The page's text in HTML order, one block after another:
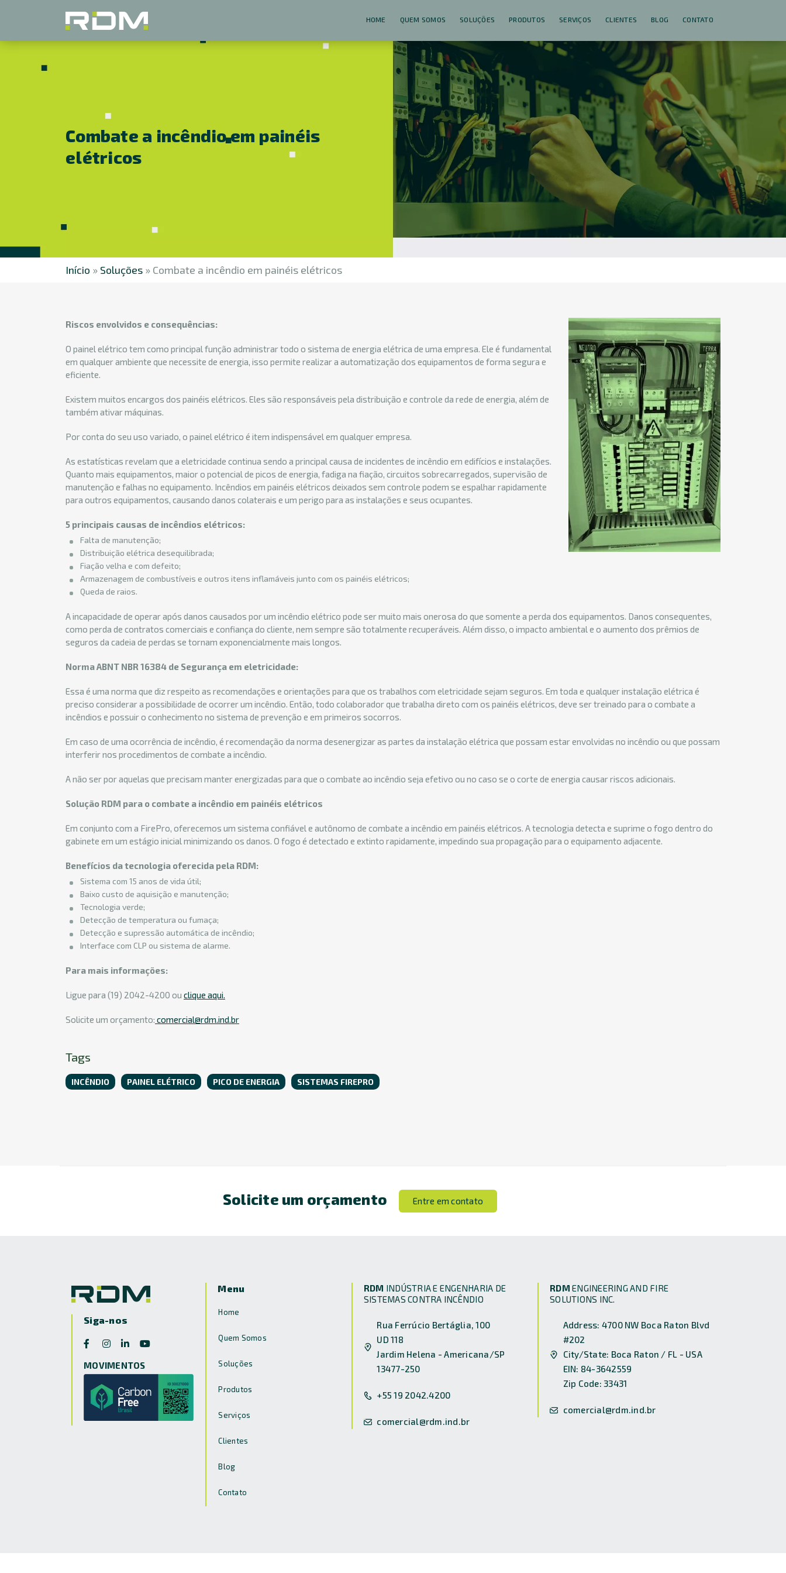
HOME QUEM SOMOS SOLUÇÕES PRODUTOS SERVIÇOS CLIENTES BLOG CONTATO
Combate a incêndio em painéis
elétricos
Início » Soluções » Combate a incêndio em painéis elétricos
Riscos envolvidos e consequências:
O painel elétrico tem como principal função administrar todo o sistema de energia elétrica de uma empresa. Ele é fundamental
em qualquer ambiente que necessite de energia, isso permite realizar a automatização dos equipamentos de forma segura e
eficiente.
Existem muitos encargos dos painéis elétricos. Eles são responsáveis pela distribuição e controle da rede de energia, além de
também ativar máquinas.
Por conta do seu uso variado, o painel elétrico é item indispensável em qualquer empresa.
As estatísticas revelam que a eletricidade continua sendo a principal causa de incidentes de incêndio em edifícios e instalações.
Quanto mais equipamentos, maior o potencial de picos de energia, fadiga na fiação, circuitos sobrecarregados, supervisão de
manutenção e falhas no equipamento. Incêndios em painéis elétricos deixados sem controle podem se espalhar rapidamente
para outros equipamentos, causando danos colaterais e um perigo para as instalações e seus ocupantes.
5 principais causas de incêndios elétricos:
Falta de manutenção;
Distribuição elétrica desequilibrada;
Fiação velha e com defeito;
Armazenagem de combustíveis e outros itens inflamáveis junto com os painéis elétricos;
Queda de raios.
A incapacidade de operar após danos causados por um incêndio elétrico pode ser muito mais onerosa do que somente a perda dos equipamentos. Danos consequentes,
como perda de contratos comerciais e confiança do cliente, nem sempre são totalmente recuperáveis. Além disso, o impacto ambiental e o aumento dos prêmios de
seguros da cadeia de perdas se tornam exponencialmente mais longos.
Norma ABNT NBR 16384 de Segurança em eletricidade:
Essa é uma norma que diz respeito as recomendações e orientações para que os trabalhos com eletricidade sejam seguros. Em toda e qualquer instalação elétrica é
preciso considerar a possibilidade de ocorrer um incêndio. Então, todo colaborador que trabalha direto com os painéis elétricos, deve ser treinado para o combate a
incêndios e possuir o conhecimento no sistema de prevenção e em primeiros socorros.
Em caso de uma ocorrência de incêndio, é recomendação da norma desenergizar as partes da instalação elétrica que possam estar envolvidas no incêndio ou que possam
interferir nos procedimentos de combate a incêndio.
A não ser por aquelas que precisam manter energizadas para que o combate ao incêndio seja efetivo ou no caso se o corte de energia causar riscos adicionais.
Solução RDM para o combate a incêndio em painéis elétricos
Em conjunto com a FirePro, oferecemos um sistema confiável e autônomo de combate a incêndio em painéis elétricos. A tecnologia detecta e suprime o fogo dentro do
gabinete em um estágio inicial minimizando os danos. O fogo é detectado e extinto rapidamente, impedindo sua propagação para o equipamento adjacente.
Benefícios da tecnologia oferecida pela RDM:
Sistema com 15 anos de vida útil;
Baixo custo de aquisição e manutenção;
Tecnologia verde;
Detecção de temperatura ou fumaça;
Detecção e supressão automática de incêndio;
Interface com CLP ou sistema de alarme.
Para mais informações:
Ligue para (19) 2042-4200 ou clique aqui.
Solicite um orçamento: comercial@rdm.ind.br
Tags
INCÊNDIO PAINEL ELÉTRICO PICO DE ENERGIA SISTEMAS FIREPRO
Solicite um orçamento Entre em contato
Siga-nos
MOVIMENTOS
Menu
Home
Quem Somos
Soluções
Produtos
Serviços
Clientes
Blog
Contato
RDM INDÚSTRIA E ENGENHARIA DE
SISTEMAS CONTRA INCÊNDIO
Rua Ferrúcio Bertáglia, 100
UD 118
Jardim Helena - Americana/SP
13477-250
+55 19 2042.4200
comercial@rdm.ind.br
RDM ENGINEERING AND FIRE
SOLUTIONS INC.
Address: 4700 NW Boca Raton Blvd
#202
City/State: Boca Raton / FL - USA
EIN: 84-3642559
Zip Code: 33431
comercial@rdm.ind.br